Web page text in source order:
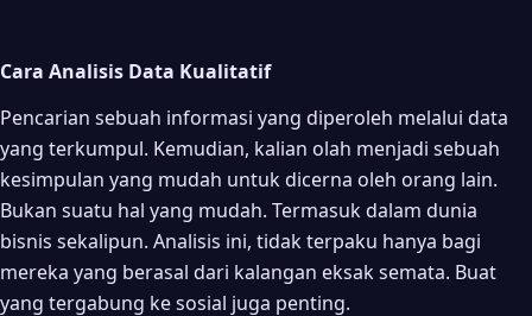
Cara Analisis Data Kualitatif
Pencarian sebuah informasi yang diperoleh melalui data
yang terkumpul. Kemudian, kalian olah menjadi sebuah
kesimpulan yang mudah untuk dicerna oleh orang lain.
Bukan suatu hal yang mudah. Termasuk dalam dunia
bisnis sekalipun. Analisis ini, tidak terpaku hanya bagi
mereka yang berasal dari kalangan eksak semata. Buat
yang tergabung ke sosial juga penting.